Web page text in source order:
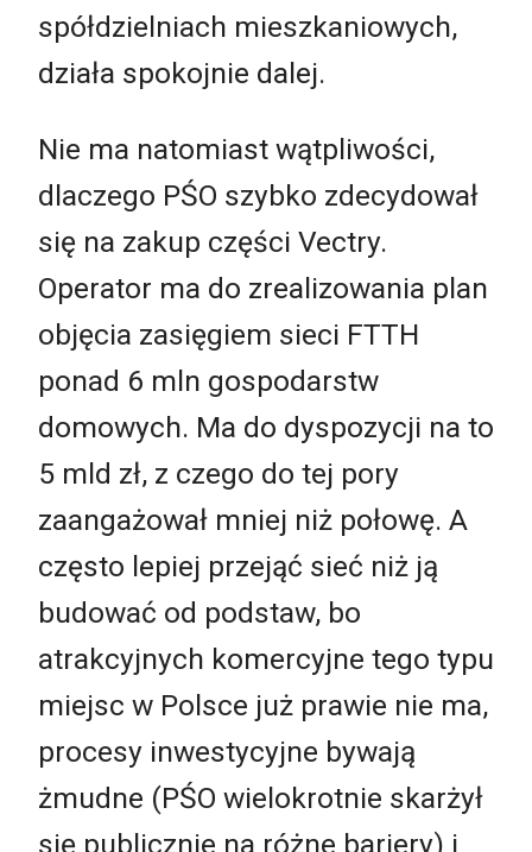
spółdzielniach mieszkaniowych,
działa spokojnie dalej.
Nie ma natomiast wątpliwości,
dlaczego PŚO szybko zdecydował
się na zakup części Vectry.
Operator ma do zrealizowania plan
objęcia zasięgiem sieci FTTH
ponad 6 mln gospodarstw
domowych. Ma do dyspozycji na to
5 mld zł, z czego do tej pory
zaangażował mniej niż połowę. A
często lepiej przejąć sieć niż ją
budować od podstaw, bo
atrakcyjnych komercyjne tego typu
miejsc w Polsce już prawie nie ma,
procesy inwestycyjne bywają
żmudne (PŚO wielokrotnie skarżył
się publicznie na różne bariery) i